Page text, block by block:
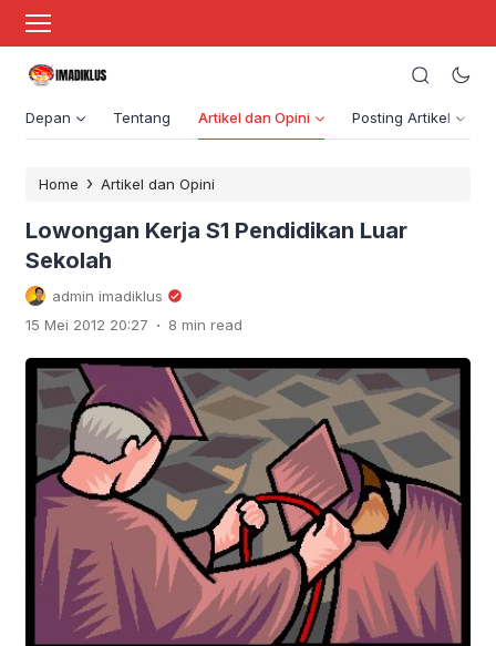
Depan Tentang Artikel dan Opini Posting Artikel
Home › Artikel dan Opini
Lowongan Kerja S1 Pendidikan Luar
Sekolah
admin imadiklus
15 Mei 2012 20:27 . 8 min read